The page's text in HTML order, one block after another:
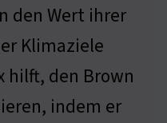
den Wert ihrer
Klimaziele
hilft, den Brown
indem er